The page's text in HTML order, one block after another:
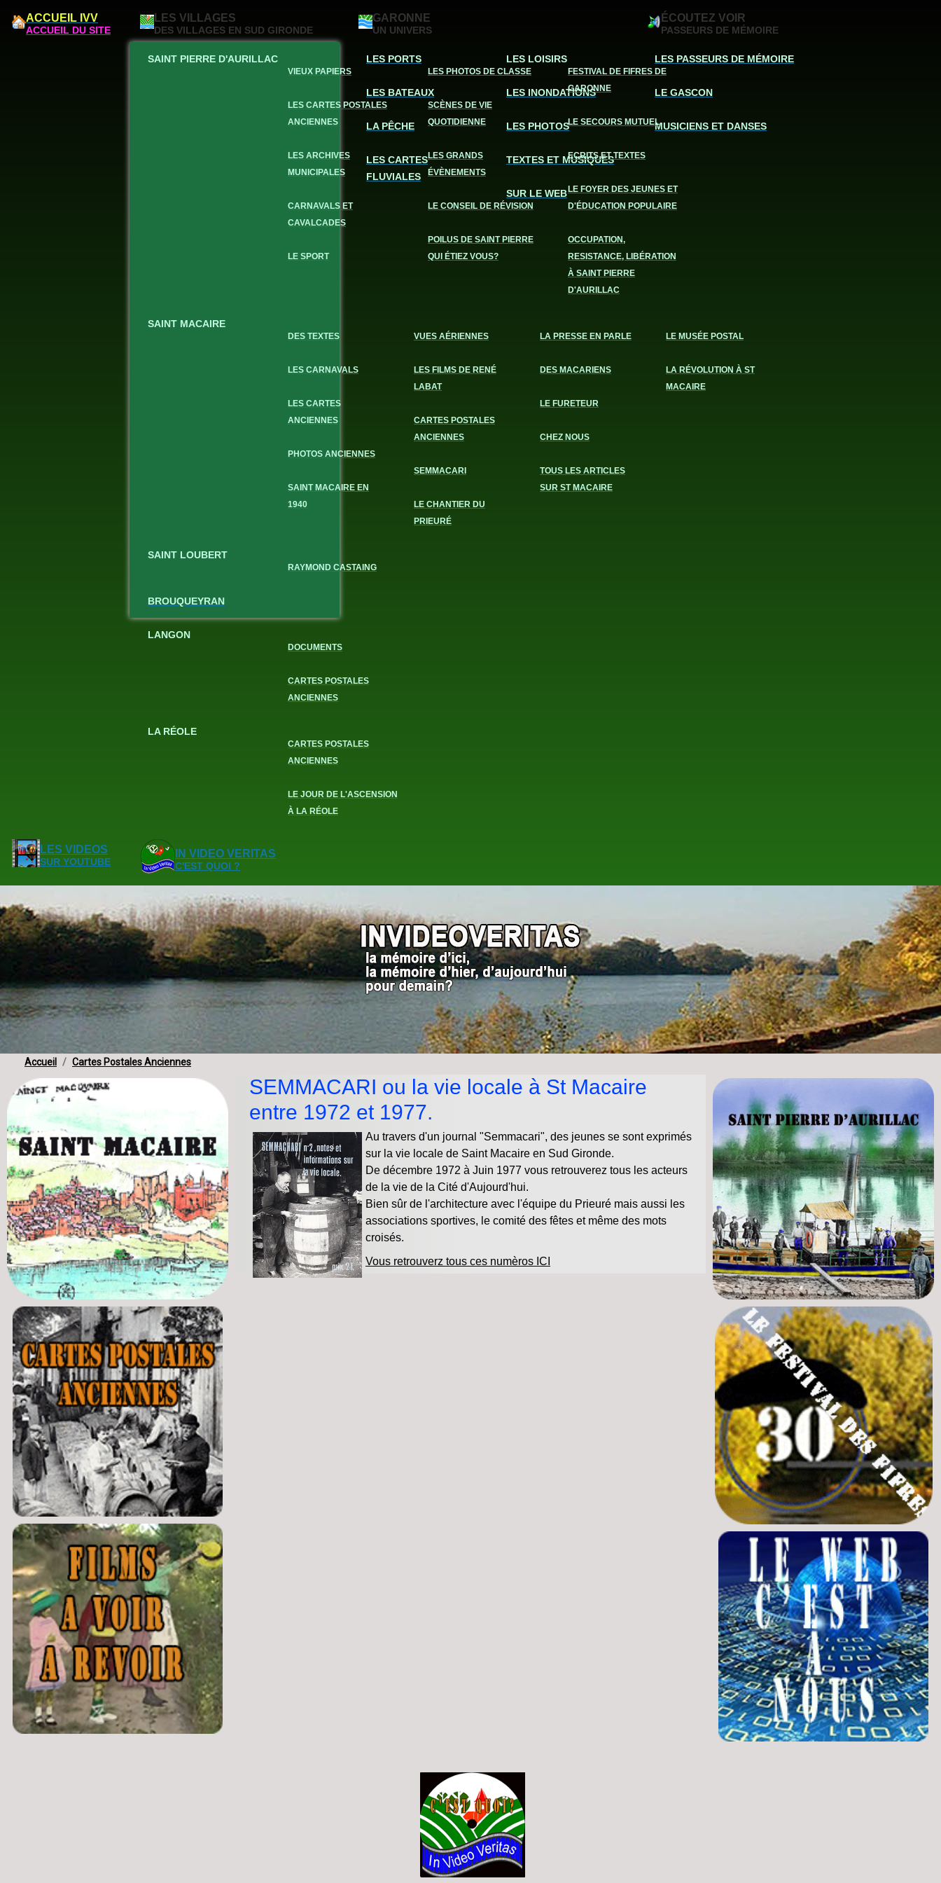
ACCUEIL IVV
ACCUEIL DU SITE
LES VILLAGES
DES VILLAGES EN SUD GIRONDE
SAINT PIERRE D'AURILLAC
VIEUX PAPIERS
LES CARTES POSTALES
ANCIENNES
LES ARCHIVES
MUNICIPALES
CARNAVALS ET
CAVALCADES
LE SPORT
LES PHOTOS DE CLASSE
SCÈNES DE VIE
QUOTIDIENNE
LES GRANDS
ÉVÈNEMENTS
LE CONSEIL DE RÉVISION
POILUS DE SAINT PIERRE
QUI ÉTIEZ VOUS?
FESTIVAL DE FIFRES DE
GARONNE
LE SECOURS MUTUEL
ECRITS ET TEXTES
LE FOYER DES JEUNES ET
D'ÉDUCATION POPULAIRE
OCCUPATION,
RESISTANCE, LIBÉRATION
À SAINT PIERRE
D'AURILLAC
SAINT MACAIRE
DES TEXTES
LES CARNAVALS
LES CARTES
ANCIENNES
PHOTOS ANCIENNES
SAINT MACAIRE EN
1940
VUES AÉRIENNES
LES FILMS DE RENÉ
LABAT
CARTES POSTALES
ANCIENNES
SEMMACARI
LE CHANTIER DU
PRIEURÉ
LA PRESSE EN PARLE
DES MACARIENS
LE FURETEUR
CHEZ NOUS
TOUS LES ARTICLES
SUR ST MACAIRE
LE MUSÉE POSTAL
LA RÉVOLUTION À ST
MACAIRE
SAINT LOUBERT
RAYMOND CASTAING
BROUQUEYRAN
LANGON
DOCUMENTS
CARTES POSTALES
ANCIENNES
LA RÉOLE
CARTES POSTALES
ANCIENNES
LE JOUR DE L'ASCENSION
À LA RÉOLE
GARONNE
UN UNIVERS
LES PORTS
LES BATEAUX
LA PÊCHE
LES CARTES
FLUVIALES
LES LOISIRS
LES INONDATIONS
LES PHOTOS
TEXTES ET MUSIQUES
SUR LE WEB
ÉCOUTEZ VOIR
PASSEURS DE MÉMOIRE
LES PASSEURS DE MÉMOIRE
LE GASCON
MUSICIENS ET DANSES
LES VIDEOS
SUR YOUTUBE
IN VIDEO VERITAS
C'EST QUOI ?
Accueil Cartes Postales Anciennes
SEMMACARI ou la vie locale à St Macaire
entre 1972 et 1977.
Au travers d'un journal "Semmacari", des jeunes se sont exprimés
sur la vie locale de Saint Macaire en Sud Gironde.
De décembre 1972 à Juin 1977 vous retrouverez tous les acteurs
de la vie de la Cité d'Aujourd'hui.
Bien sûr de l'architecture avec l'équipe du Prieuré mais aussi les
associations sportives, le comité des fêtes et même des mots
croisés.
Vous retrouverz tous ces numèros ICI